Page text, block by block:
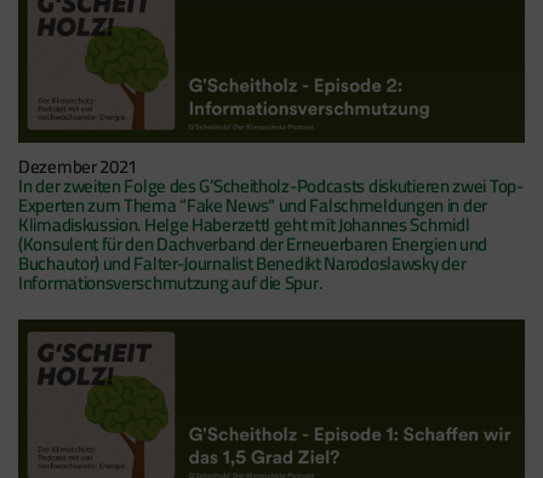
Dezember 2021
In der zweiten Folge des G’Scheitholz-Podcasts diskutieren zwei Top-
Experten zum Thema “Fake News“ und Falschmeldungen in der
Klimadiskussion. Helge Haberzettl geht mit Johannes Schmidl
(Konsulent für den Dachverband der Erneuerbaren Energien und
Buchautor) und Falter-Journalist Benedikt Narodoslawsky der
Informationsverschmutzung auf die Spur.